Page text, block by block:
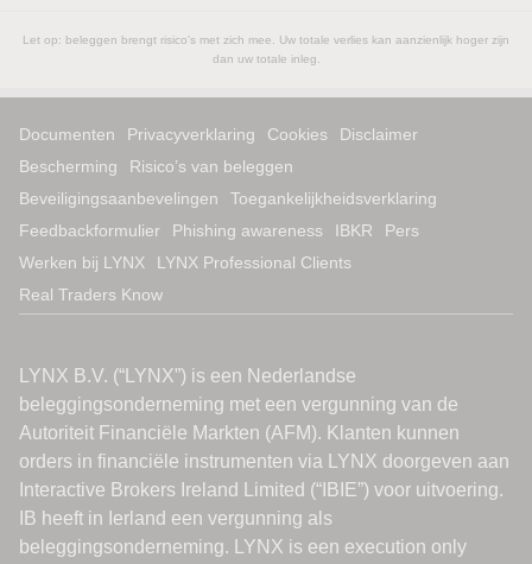
Let op: beleggen brengt risico's met zich mee. Uw totale verlies kan aanzienlijk hoger zijn
dan uw totale inleg.
Documenten Privacyverklaring Cookies
Disclaimer
Bescherming
Risico’s van beleggen
Beveiligingsaanbevelingen
Toegankelijkheidsverklaring
Feedbackformulier
Phishing awareness IBKR
Pers
Werken bij LYNX
LYNX Professional Clients
Real Traders Know